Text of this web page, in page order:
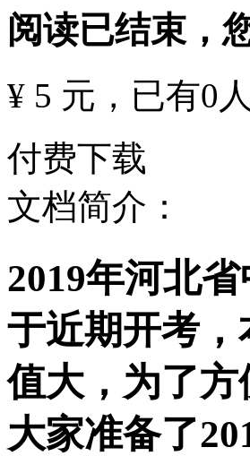
阅读已结束，
¥ 5 元 ，已有0
付费下载
文档简介：
2019年河北
于近期开考
值大，为了
大家准备了